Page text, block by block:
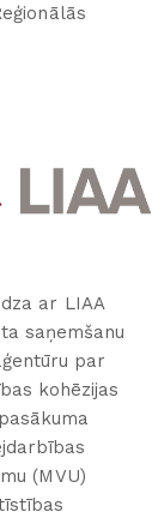
ar LIAA
saņemšanu
par
kohēzijas
(MVU)